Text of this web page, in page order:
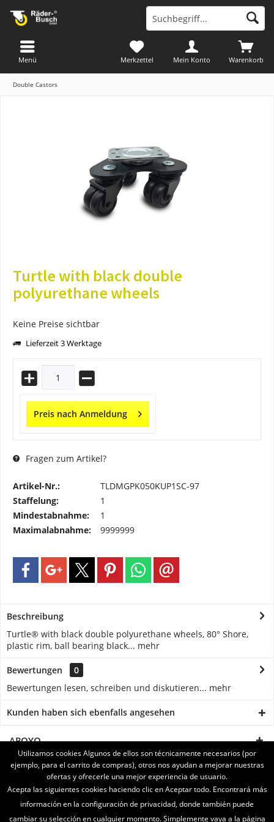
Warenkorb
Merkzettel Mein Konto
Menü
Double Castors
Turtle with black double
polyurethane wheels
Keine Preise sichtbar
Lieferzeit 3 Werktage
Preis nach Anmeldung
Fragen zum Artikel?
Artikel-Nr.:
TLDMGPK050KUP1SC-97
Staffelung:
1
Mindestabnahme:
1
Maximalabnahme:
9999999
Beschreibung
Turtle® with black double polyurethane wheels, 80° Shore,
plastic rim, ball bearing black... mehr
Bewertungen
0
Bewertungen lesen, schreiben und diskutieren... mehr
Kunden haben sich ebenfalls angesehen
APOYO
SERVICE
INFORMATIONEN
Utilizamos cookies Algunos de ellos son técnicamente necesarios (por
ejemplo, para el carrito de compras), otros nos ayudan a mejorar nuestras
ofertas y ofrecerle una mejor experiencia de usuario.
Acepta las siguientes cookies haciendo clic en Aceptar todo. Encontrará más
información en la configuración de privacidad, donde también puede
cambiar su selección en cualquier momento. Simplemente vaya a la página